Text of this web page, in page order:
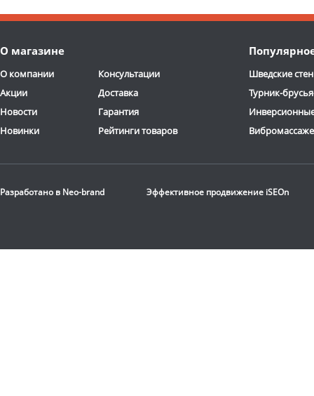
О магазине
О компании
Акции
Новости
Новинки
Консультации
Доставка
Гарантия
Рейтинги товаров
Шведские
Турник-
Разработано в Neo-brand Эффективное продвижение iSEOn